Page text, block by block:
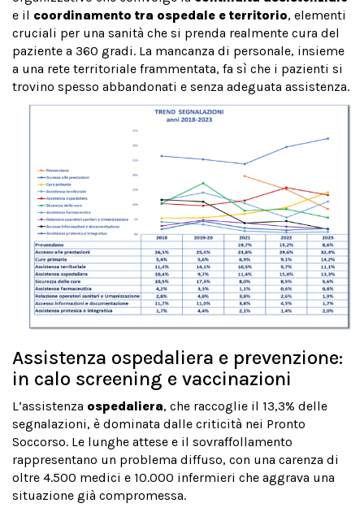
e il coordinamento tra ospedale e territorio, elementi
cruciali per una sanità che si prenda realmente cura del
paziente a 360 gradi. La mancanza di personale, insieme
a una rete territoriale frammentata, fa sì che i pazienti si
trovino spesso abbandonati e senza adeguata assistenza.
Assistenza ospedaliera e prevenzione:
in calo screening e vaccinazioni
L’assistenza ospedaliera, che raccoglie il 13,3% delle
segnalazioni, è dominata dalle criticità nei Pronto
Soccorso. Le lunghe attese e il sovraffollamento
rappresentano un problema diffuso, con una carenza di
oltre 4.500 medici e 10.000 infermieri che aggrava una
situazione già compromessa.